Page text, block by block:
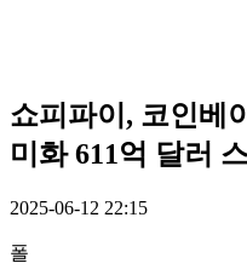
쇼피파이, 코인베
미화 611억 달러
2025-06-12 22:15
폴